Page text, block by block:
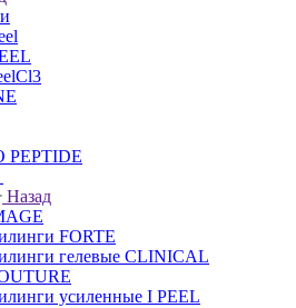
PEPTIDE
Назад
FORTE
гелевые CLINICAL
усиленные I PEEL